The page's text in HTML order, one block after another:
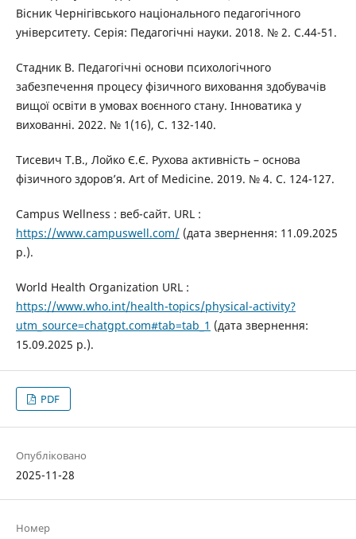
Вісник Чернігівського національного педагогічного
університету. Серія: Педагогічні науки. 2018. № 2. С.44-51.
Стадник В. Педагогічні основи психологічного
забезпечення процесу фізичного виховання здобувачів
вищої освіти в умовах воєнного стану. Інноватика у
вихованні. 2022. № 1(16), С. 132-140.
Тисевич Т.В., Лойко Є.Є. Рухова активність – основа
фізичного здоров’я. Art of Medicine. 2019. № 4. С. 124-127.
Campus Wellness : веб-сайт. URL :
https://www.campuswell.com/(дата звернення: 11.09.2025
р.).
World Health Organization URL :
https://www.who.int/health-topics/physical-activity?
utm_source=chatgpt.com#tab=tab_1 (дата звернення:
15.09.2025 р.).
PDF
Опубліковано
2025-11-28
Номер